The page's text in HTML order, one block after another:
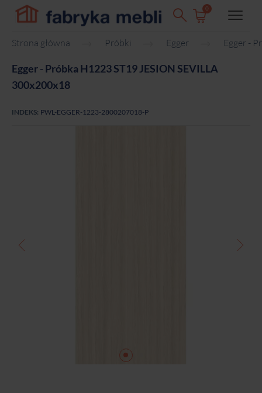
0
Strona główna Próbki Egger Egger -
Egger - Próbka H1223 ST19 JESION SEVILLA
300x200x18
INDEKS: PWL-EGGER-1223-2800207018-P